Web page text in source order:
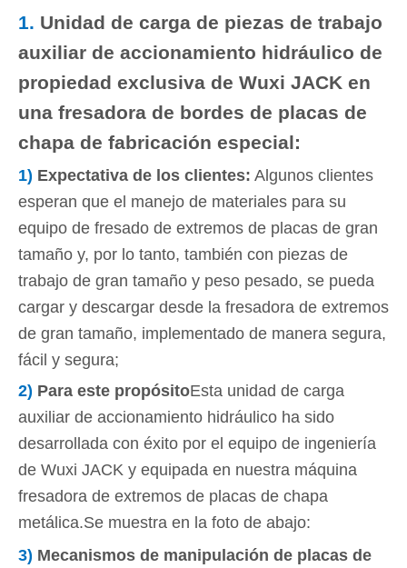
1. Unidad de carga de piezas de trabajo
auxiliar de accionamiento hidráulico de
propiedad exclusiva de Wuxi JACK en
una fresadora de bordes de placas de
chapa de fabricación especial:
1) Expectativa de los clientes: Algunos clientes
esperan que el manejo de materiales para su
equipo de fresado de extremos de placas de gran
tamaño y, por lo tanto, también con piezas de
trabajo de gran tamaño y peso pesado, se pueda
cargar y descargar desde la fresadora de extremos
de gran tamaño, implementado de manera segura,
fácil y segura;
2) Para este propósitoEsta unidad de carga
auxiliar de accionamiento hidráulico ha sido
desarrollada con éxito por el equipo de ingeniería
de Wuxi JACK y equipada en nuestra máquina
fresadora de extremos de placas de chapa
metálica.Se muestra en la foto de abajo:
3) Mecanismos de manipulación de placas de